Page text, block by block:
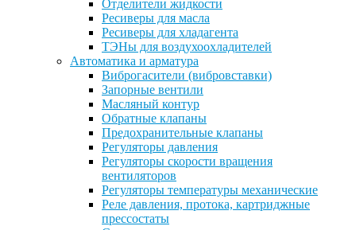
Отделители жидкости
Ресиверы для масла
Ресиверы для хладагента
ТЭНы для воздухоохладителей
Автоматика и арматура
Виброгасители (вибровставки)
Запорные вентили
Масляный контур
Обратные клапаны
Предохранительные клапаны
Регуляторы давления
Регуляторы скорости вращения
вентиляторов
Регуляторы температуры механические
Реле давления, протока, картриджные
прессостаты